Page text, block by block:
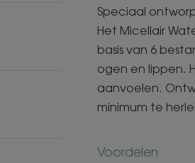
Speciaal
Het Micellair
basis van 6
ogen en lippen.
aanvoelen.
minimum te
Voordelen